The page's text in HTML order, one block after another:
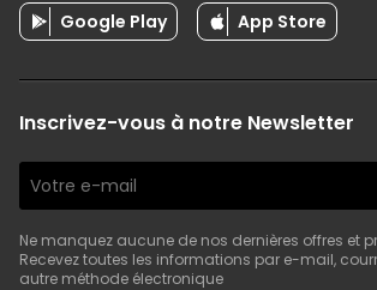
Google Play App Store
Inscrivez-vous à notre Newsletter
Ne manquez aucune de nos dernières offres et
Recevez toutes les informations par e-mail,
autre méthode électronique